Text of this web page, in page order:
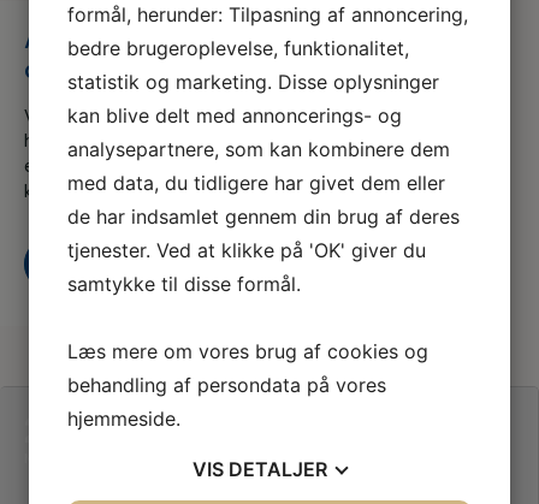
Anæstesi – Komplikationer og
akutberedskab
Vi er en del af serviceforbundet og er til for at
hjælpe dig når du er i tvivl, skal skal godt videre
eller søger nyt, både som din fagforening og A-
kasse
Kontakt os Bliv medlem i dag
ANÆSTESI -
KOMPLIKATIONER OG
formål, herunder: Tilpasning af annoncering,
bedre brugeroplevelse, funktionalitet,
statistik og marketing. Disse oplysninger
kan blive delt med annoncerings- og
analysepartnere, som kan kombinere dem
med data, du tidligere har givet dem eller
de har indsamlet gennem din brug af deres
tjenester. Ved at klikke på 'OK' giver du
samtykke til disse formål.
Læs mere om vores brug af cookies og
behandling af persondata på vores
hjemmeside.
VIS DETALJER